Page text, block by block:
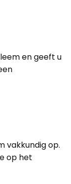
en geeft u
vakkundig op.
op het